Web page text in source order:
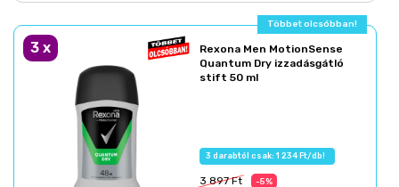
Többet olcsóbban!
3 x
Rexona Men MotionSense
Quantum Dry izzadásgátló
stift 50 ml
3 darabtól csak: 1 234 Ft/db!
3 897 Ft -5%